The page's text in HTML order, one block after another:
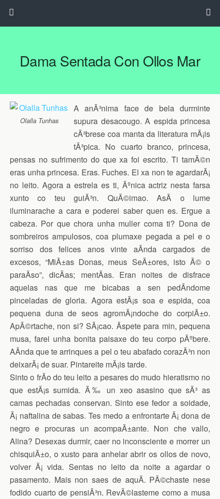
Dama Sentada Con Ollos Mar
Olalla Tunhas
A anÃ³nima face de bela durminte
supura desacougo. A espida princesa
cÃ³brese coa manta da literatura mÃ¡is
tÃ³pica. No cuarto branco, princesa,
pensas no sufrimento do que xa foi escrito. Ti tamÃ©n
eras unha princesa. Eras. Fuches. El xa non te agardarÃ¡
no leito. Agora a estrela es ti, Ãºnica actriz nesta farsa
xunto co teu guiÃ³n. QuÃ©imao. AsÃ­ o lume
iluminarache a cara e poderei saber quen es. Ergue a
cabeza. Por que chora unha muller coma ti? Dona de
sombreiros ampulosos, coa plumaxe pegada a pel e o
sorriso dos felices anos vinte aÃ­nda cargados de
excesos, “MiÃ±as Donas, meus SeÃ±ores, isto Ã© o
paraÃ­so”, dicÃ­as; mentÃ­as. Eran noites de disfrace
aquelas nas que me bicabas a sen pedÃ­ndome
pinceladas de gloria. Agora estÃ¡s soa e espida, coa
pequena duna de seos agromÃ¡ndoche do corpiÃ±o.
ApÃ©rtache, non si? SÃ¡cao. Ãspete para min, pequena
musa, farei unha bonita paisaxe do teu corpo pÃºbere.
AÃ­nda que te arrinques a pel o teu abafado corazÃ³n non
deixarÃ¡ de suar. Pintareite mÃ¡is tarde.
Sinto o frÃ­o do teu leito a pesares do mudo hieratismo no
que estÃ¡s sumida. Ã‰ un xeo asasino que sÃ³ as
camas pechadas conservan. Sinto ese fedor a soidade,
Ã¡ naftalina de sabas. Tes medo a enfrontarte Ã¡ dona de
negro e procuras un acompaÃ±ante. Non che vallo,
Alina? Desexas durmir, caer no inconsciente e morrer un
chisquiÃ±o, o xusto para anhelar abrir os ollos de novo,
volver Ã¡ vida. Sentas no leito da noite a agardar o
pasamento. Mais non saes de aquÃ­. PÃ©chaste nese
fodido cuarto de pensiÃ³n. RevÃ©lasteme como a musa